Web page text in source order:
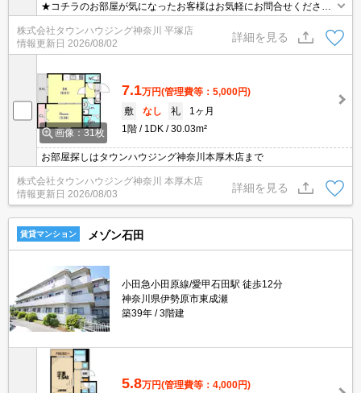
★コチラのお部屋が気になったお客様はお気軽にお問合せください
ませ★専門スタッフが詳細情報をご案内させていただきます！もち
ろん、他の物件もまとめてご紹介可能です！
株式会社タウンハウジング神奈川 平塚店
情報更新日 2026/08/02
詳細を見る
画像：31枚
7.1万円(管理費等：5,000円)
敷
なし 礼
1ヶ月
1階
1DK 30.03m²
お部屋探しはタウンハウジング神奈川本厚木店まで
株式会社タウンハウジング神奈川 本厚木店
情報更新日 2026/08/03
詳細を見る
賃貸マンション メゾン石田
小田急小田原線/愛甲石田駅 徒歩12分
神奈川県伊勢原市東成瀬
築39年
3階建
5.8万円(管理費等：4,000円)